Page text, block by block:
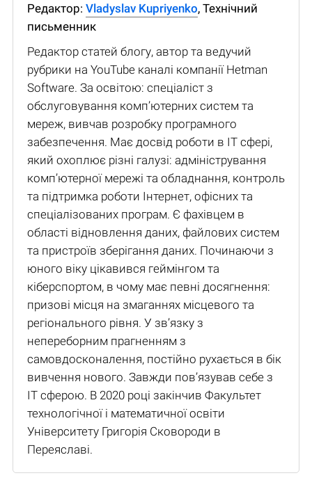
Редактор: Vladyslav Kupriyenko, Технічний
письменник
Редактор статей блогу, автор та ведучий
рубрики на YouTube каналі компанії Hetman
Software. За освітою: спеціаліст з
обслуговування комп’ютерних систем та
мереж, вивчав розробку програмного
забезпечення. Має досвід роботи в IT сфері,
який охоплює різні галузі: адміністрування
комп’ютерної мережі та обладнання, контроль
та підтримка роботи Інтернет, офісних та
спеціалізованих програм. Є фахівцем в
області відновлення даних, файлових систем
та пристроїв зберігання даних. Починаючи з
юного віку цікавився геймінгом та
кіберспортом, в чому має певні досягнення:
призові місця на змаганнях місцевого та
регіонального рівня. У зв’язку з
непереборним прагненням з
самовдосконалення, постійно рухається в бік
вивчення нового. Завжди пов’язував себе з
IT сферою. В 2020 році закінчив Факультет
технологічної і математичної освіти
Університету Григорія Сковороди в
Переяславі.